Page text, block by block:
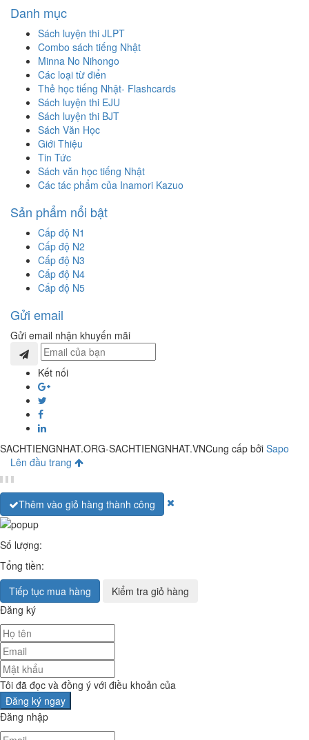
Danh mục
Sách luyện thi JLPT
Combo sách tiếng Nhật
Minna No Nihongo
Các loại từ điển
Thẻ học tiếng Nhật- Flashcards
Sách luyện thi EJU
Sách luyện thi BJT
Sách Văn Học
Giới Thiệu
Tin Tức
Sách văn học tiếng Nhật
Các tác phẩm của Inamori Kazuo
Sản phẩm nổi bật
Cấp độ N1
Cấp độ N2
Cấp độ N3
Cấp độ N4
Cấp độ N5
Gửi email
Gửi email nhận khuyến mãi
Kết nối
SACHTIENGNHAT.ORG-SACHTIENGNHAT.VNCung cấp bởi Sapo
Lên đầu trang
Thêm vào giỏ hàng thành công
Số lượng:
Tổng tiền:
Tiếp tục mua hàng
Kiểm tra giỏ hàng
Đăng ký
Tôi đã đọc và đồng ý với điều khoản của
Đăng nhập